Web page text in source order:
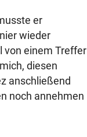
er
wieder
von einem Treffer
diesen
anschließend
noch annehmen